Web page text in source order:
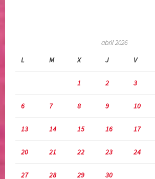
abril 2026
L
M X J V
1 2 3
6 7 8 9 10
13 14 15 16 17
20 21 22 23 24
27 28 29 30